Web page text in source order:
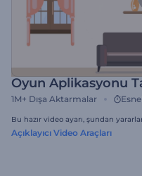
Oyun Aplikasyonu
1M+ Dışa Aktarmalar
Bu hazır video ayarı, şundan
Açıklayıcı Video Araçları